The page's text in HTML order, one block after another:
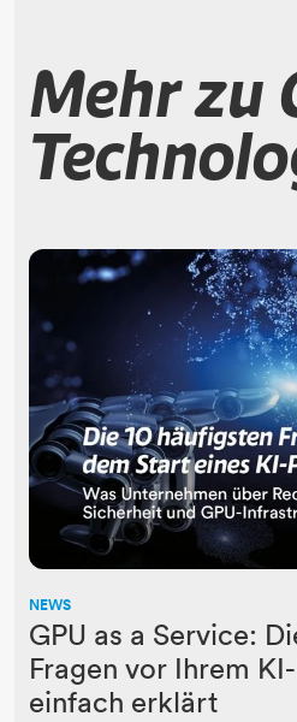
Mehr zu
NEWS
GPU as a Service:
Fragen vor Ihrem
einfach erklärt